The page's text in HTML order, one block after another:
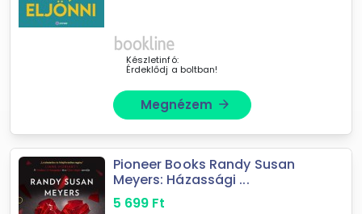
azonban egy olyan időszak; amikor
Készletinfó:
Érdeklődj a boltban!
Megnézem arrow_forward
Pioneer Books Randy Susan
Meyers: Házassági ...
5 699 Ft